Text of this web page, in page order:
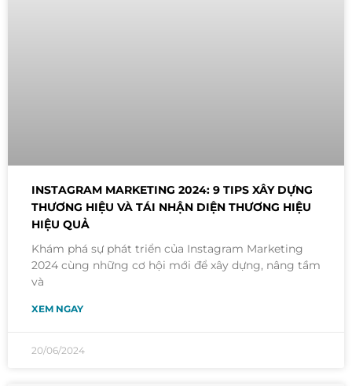
INSTAGRAM MARKETING 2024: 9 TIPS XÂY DỰNG
THƯƠNG HIỆU VÀ TÁI NHẬN DIỆN THƯƠNG HIỆU
HIỆU QUẢ
Khám phá sự phát triển của Instagram Marketing
2024 cùng những cơ hội mới để xây dựng, nâng tầm
và
XEM NGAY
20/06/2024